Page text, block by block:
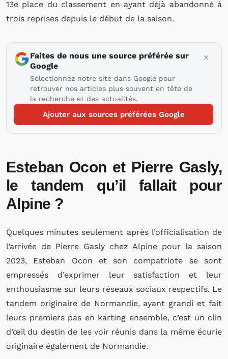
13e place du classement en ayant déjà abandonné à
trois reprises depuis le début de la saison.
Faites de nous une source préférée sur
Google
Sélectionnez notre site dans Google pour
retrouver nos articles plus souvent en tête de
la recherche et des actualités.
Ajouter aux sources préférées Google
Esteban Ocon et Pierre Gasly,
le tandem qu’il fallait pour
Alpine ?
Quelques minutes seulement après l’officialisation de
l’arrivée de Pierre Gasly chez Alpine pour la saison
2023, Esteban Ocon et son compatriote se sont
empressés d’exprimer leur satisfaction et leur
enthousiasme sur leurs réseaux sociaux respectifs. Le
tandem originaire de Normandie, ayant grandi et fait
leurs premiers pas en karting ensemble, c’est un clin
d’œil du destin de les voir réunis dans la même écurie
originaire également de Normandie.